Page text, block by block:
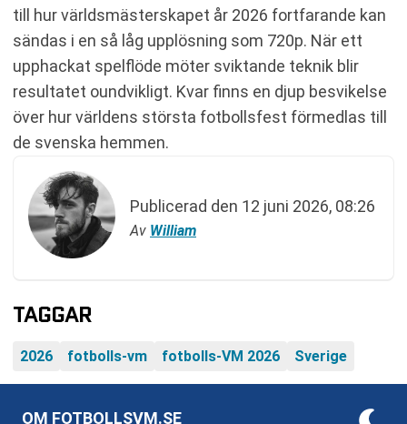
till hur världsmästerskapet år 2026 fortfarande kan
sändas i en så låg upplösning som 720p. När ett
upphackat spelflöde möter sviktande teknik blir
resultatet oundvikligt. Kvar finns en djup besvikelse
över hur världens största fotbollsfest förmedlas till
de svenska hemmen.
Publicerad den 12 juni 2026, 08:26
Av William
TAGGAR
2026 fotbolls-vm fotbolls-VM 2026 Sverige
OM FOTBOLLSVM.SE